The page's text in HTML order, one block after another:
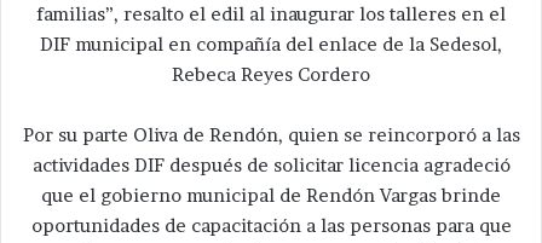
familias”, resalto el edil al inaugurar los talleres en el
DIF municipal en compañía del enlace de la Sedesol,
Rebeca Reyes Cordero
Por su parte Oliva de Rendón, quien se reincorporó a las
actividades DIF después de solicitar licencia agradeció
que el gobierno municipal de Rendón Vargas brinde
oportunidades de capacitación a las personas para que